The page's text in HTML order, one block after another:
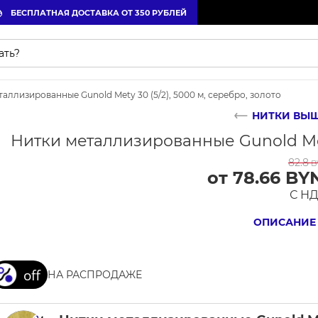
БЕСПЛАТНАЯ ДОСТАВКА ОТ 350 РУБЛЕЙ
Gunold Mety 30 (5/2), 5000 м, серебро, золото
НИТКИ
Нитки металлизированные Gunold
82.8
от 78.66
С
ОПИСАНИЕ
НА РАСПРОДАЖЕ